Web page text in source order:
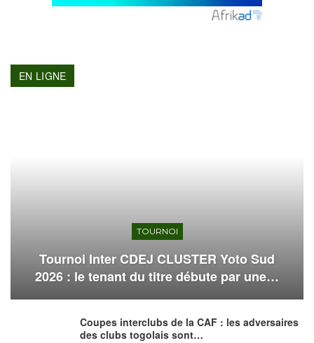
EN LIGNE
TOURNOI
Tournoi Inter CDEJ CLUSTER Yoto Sud
2026 : le tenant du titre débute par une…
Coupes interclubs de la CAF : les adversaires
des clubs togolais sont…